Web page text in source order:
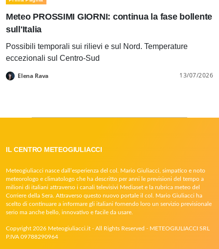
Meteo PROSSIMI GIORNI: continua la fase bollente
sull'Italia
Possibili temporali sui rilievi e sul Nord. Temperature
eccezionali sul Centro-Sud
Elena Rava 13/07/2026
IL CENTRO METEOGIULIACCI
Meteogiuliacci nasce dall’esperienza del col. Mario Giuliacci, simpatico e noto
meteorologo e climatologo che ha descritto per anni le previsioni del tempo a
milioni di italiani attraverso i canali televisivi Mediaset e la rubrica meteo del
Corriere della Sera. Attraverso questo nuovo portale il col. Mario Giuliacci ha
scelto di continuare a informare gli italiani fornendo loro un servizio previsionale
serio ma anche bello, innovativo e facile da usare.
Copyright 2026 Meteogiuliacci.it - All Rights Reserved - METEOGIULIACCI SRL
P.IVA 09788290964